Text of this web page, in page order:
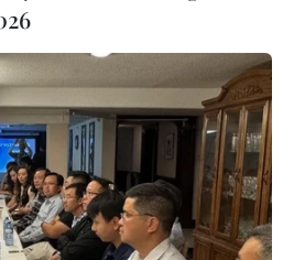
hơn 2,5 tỷ USD vào NFT